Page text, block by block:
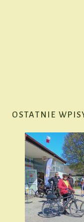
OSTATNIE